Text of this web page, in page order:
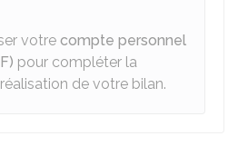
votre compte personnel
pour compléter la
de votre bilan.